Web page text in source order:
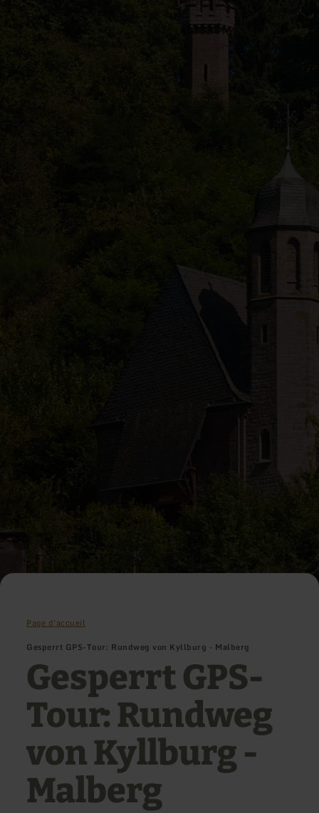
Page d'accueil
Gesperrt GPS-Tour: Rundweg von Kyllburg - Malberg
Gesperrt GPS-
Tour: Rundweg
von Kyllburg -
Malberg